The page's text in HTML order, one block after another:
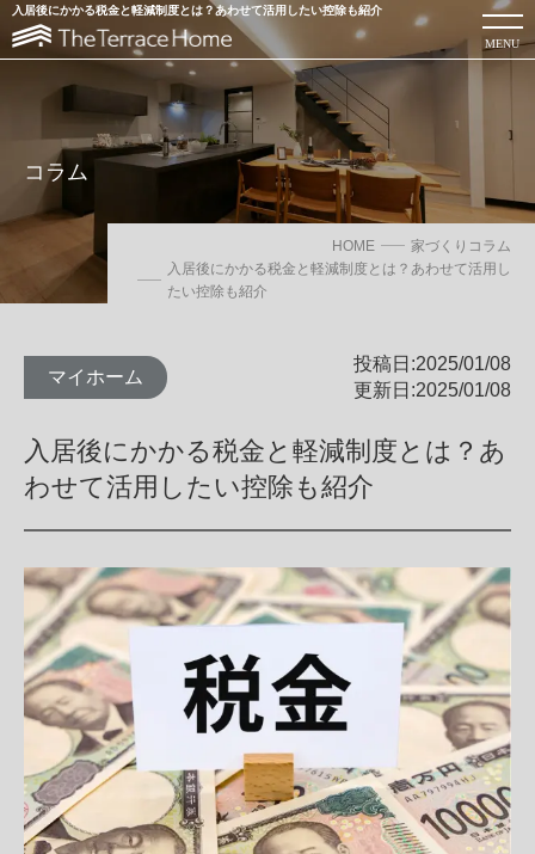
入居後にかかる税金と軽減制度とは？あわせて活用したい控除も紹介
MENU
コラム
HOME
家づくりコラム
入居後にかかる税金と軽減制度とは？あわせて活用し
たい控除も紹介
マイホーム
投稿日:2025/01/08
更新日:2025/01/08
入居後にかかる税金と軽減制度とは？あ
わせて活用したい控除も紹介
商品サービス・性能紹介
お知らせ・コラム
家づくりのイメージ
その他
カタログを見る お問い合わせ